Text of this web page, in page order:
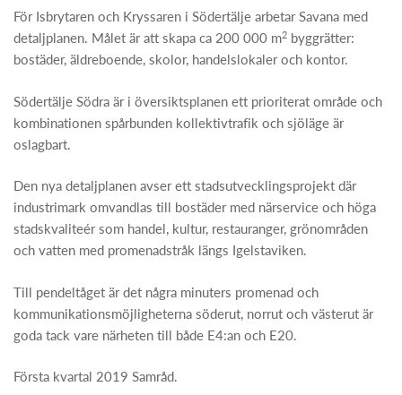
För Isbrytaren och Kryssaren i Södertälje arbetar Savana med
detaljplanen. Målet är att skapa ca 200 000 m2 byggrätter:
bostäder, äldreboende, skolor, handelslokaler och kontor.
Södertälje Södra är i översiktsplanen ett prioriterat område och
kombinationen spårbunden kollektivtrafik och sjöläge är
oslagbart.
Den nya detaljplanen avser ett stadsutvecklingsprojekt där
industrimark omvandlas till bostäder med närservice och höga
stadskvaliteér som handel, kultur, restauranger, grönområden
och vatten med promenadstråk längs Igelstaviken.
Till pendeltåget är det några minuters promenad och
kommunikationsmöjligheterna söderut, norrut och västerut är
goda tack vare närheten till både E4:an och E20.
Första kvartal 2019 Samråd.